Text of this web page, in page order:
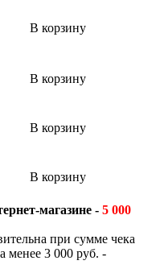
В корзину
В корзину
В корзину
В корзину
магазине - 5 000
при сумме чека
менее 3 000 руб. -